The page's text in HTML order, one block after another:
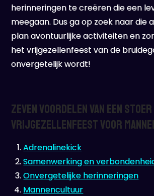
herinneringen te creëren die een
meegaan. Dus ga op zoek naar die
plan avontuurlijke activiteiten en
het vrijgezellenfeest van de
onvergetelijk wordt!
Zeven Voordelen van een Stoer
Vrijgezellenfeest voor
Adrenalinekick
Samenwerking en
Onvergetelijke herinneringen
Mannencultuur